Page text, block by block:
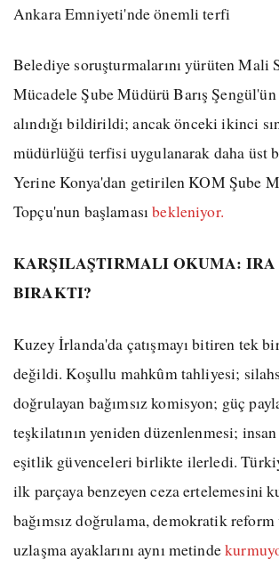
Ankara Emniyeti'nde önemli terfi
Belediye soruşturmalarını yürüten Mali
Mücadele Şube Müdürü Barış
alındığı bildirildi; ancak önceki ikinci
müdürlüğü terfisi uygulanarak daha üst
Yerine Konya'dan getirilen KOM Şube
Topçu'nun başlamasıbekleniyor.
KARŞILAŞTIRMALI OKUMA:
BIRAKTI?
Kuzey İrlanda'da çatışmayı bitiren tek
değildi. Koşullu mahkûm tahliyesi;
doğrulayan bağımsız komisyon; güç
teşkilatının yeniden düzenlenmesi;
eşitlik güvenceleri birlikte ilerledi.
ilk parçaya benzeyen ceza ertelemesini
bağımsız doğrulama, demokratik
uzlaşma ayaklarını aynı metinde